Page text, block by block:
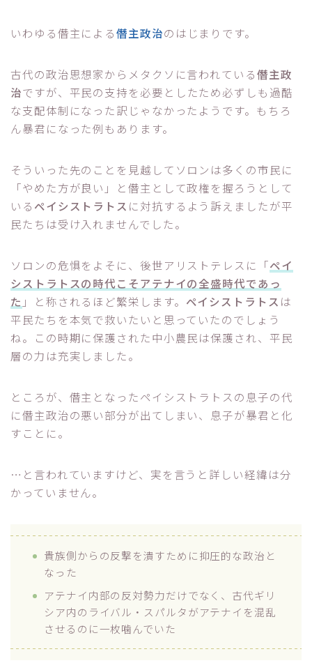
いわゆる僭主による僭主政治のはじまりです。
古代の政治思想家からメタクソに言われている僭主政
治ですが、平民の支持を必要としたため必ずしも過酷
な支配体制になった訳じゃなかったようです。もちろ
ん暴君になった例もあります。
そういった先のことを見越してソロンは多くの市民に
「やめた方が良い」と僭主として政権を握ろうとして
いる ペイシストラトス に対抗するよう訴えましたが平
民たちは受け入れませんでした。
ソロンの危惧をよそに、後世アリストテレスに「ペイ
シストラトスの時代こそアテナイの全盛時代であっ
た 」と称されるほど繁栄します。 ペイシストラトス は
平民たちを本気で救いたいと思っていたのでしょう
ね。この時期に保護された中小農民は保護され、平民
層の力は充実しました。
ところが、僭主となったペイシストラトスの息子の代
に僭主政治の悪い部分が出てしまい、息子が暴君と化
すことに。
…と言われていますけど、実を言うと詳しい経緯は分
かっていません。
貴族側からの反撃を潰すために抑圧的な政治と
なった
アテナイ内部の反対勢力だけでなく、古代ギリ
シア内のライバル・スパルタがアテナイを混乱
させるのに一枚噛んでいた